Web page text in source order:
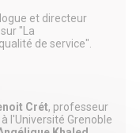
et directeur
"La
de service".
Crét, professeur
l'Université Grenoble